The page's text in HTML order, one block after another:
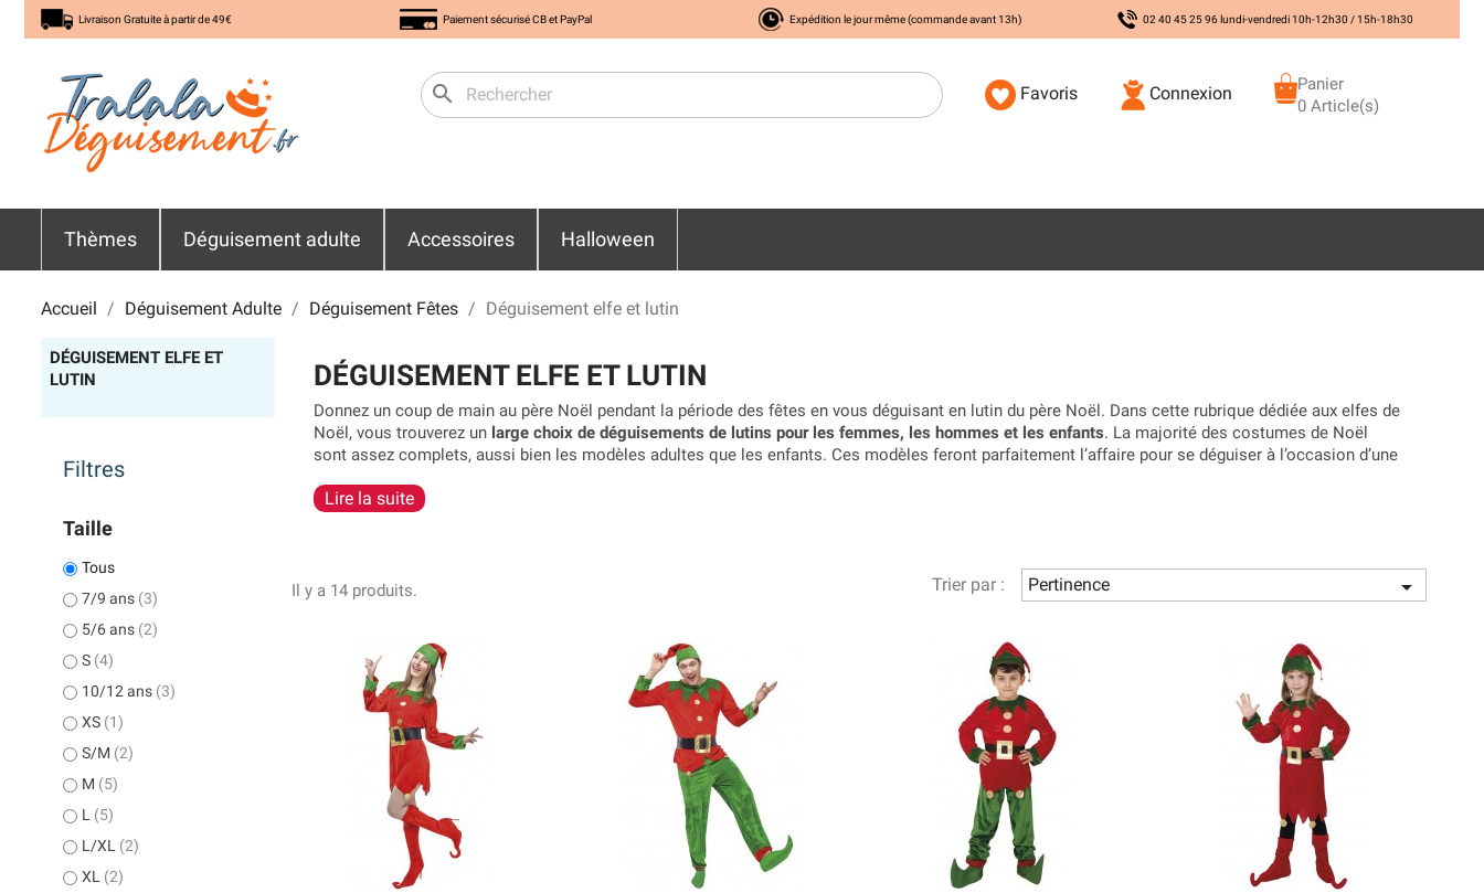
Livraison Gratuite à partir de 49€ Paiement sécurisé CB et PayPal Expédition le jour même (commande avant 13h) 02 40 45 25 96 lundi-vendredi 10h-12h30 / 15h-18h30
search Favoris Connexion
Panier
0 Article(s)
Thèmes Déguisement adulte Accessoires Halloween
Accueil Déguisement Adulte Déguisement Fêtes Déguisement elfe et lutin
DÉGUISEMENT ELFE ET
LUTIN
Filtres
Taille
Tous
7/9 ans (3)
5/6 ans (2)
S (4)
10/12 ans (3)
XS (1)
S/M (2)
M (5)
L (5)
L/XL (2)
XL (2)
DÉGUISEMENT ELFE ET LUTIN
Donnez un coup de main au père Noël pendant la période des fêtes en vous déguisant en lutin du père Noël. Dans cette rubrique dédiée aux elfes de
Noël, vous trouverez un large choix de déguisements de lutins pour les femmes, les hommes et les enfants. La majorité des costumes de Noël
sont assez complets, aussi bien les modèles adultes que les enfants. Ces modèles feront parfaitement l’affaire pour se déguiser à l’occasion d’une
Lire la suite
Il y a 14 produits. Trier par : Pertinence 